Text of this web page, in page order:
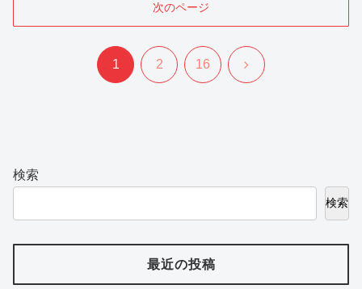
次のページ
1 2 16 次
検索
検索
最近の投稿